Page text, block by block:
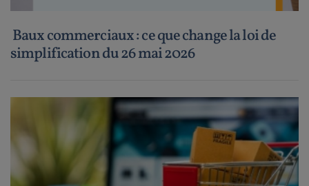
Baux commerciaux : ce que change la loi de
simplification du 26 mai 2026